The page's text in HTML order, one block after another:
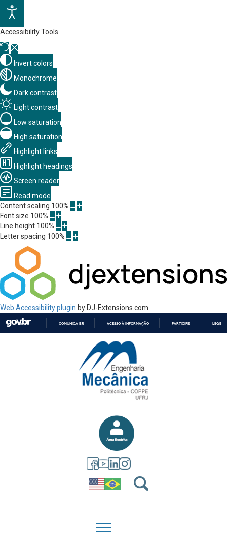
Accessibility Tools
Invert colors
Monochrome
Dark contrast
Light contrast
Low saturation
High saturation
Highlight links
Highlight headings
Screen reader
Read mode
Content scaling 100%
Font size 100%
Line height 100%
Letter spacing 100%
Web Accessibility plugin by DJ-Extensions.com
PARA
CONTEÚDO
COMUNICA BR ACESSO À INFORMAÇÃO PARTICIPE
QUEM SOMOS